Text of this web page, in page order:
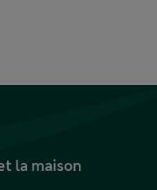
la maison